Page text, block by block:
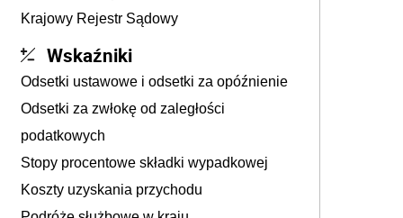
Krajowy Rejestr Sądowy
Wskaźniki
Odsetki ustawowe i odsetki za opóźnienie
Odsetki za zwłokę od zaległości
podatkowych
Stopy procentowe składki wypadkowej
Koszty uzyskania przychodu